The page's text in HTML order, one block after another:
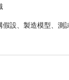
設、製造模型、測